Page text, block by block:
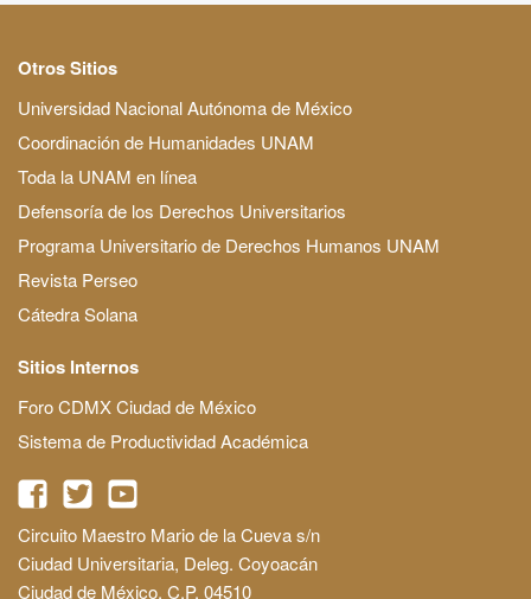
Otros Sitios
Universidad Nacional Autónoma de México
Coordinación de Humanidades UNAM
Toda la UNAM en línea
Defensoría de los Derechos Universitarios
Programa Universitario de Derechos Humanos UNAM
Revista Perseo
Cátedra Solana
Sitios Internos
Foro CDMX Ciudad de México
Sistema de Productividad Académica
Circuito Maestro Mario de la Cueva s/n
Ciudad Universitaria, Deleg. Coyoacán
Ciudad de México, C.P. 04510